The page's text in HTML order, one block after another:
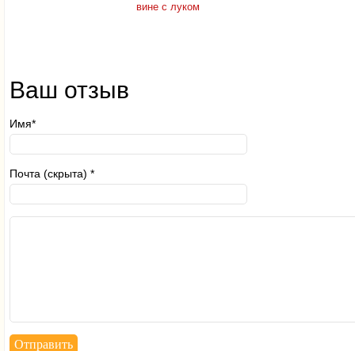
вине с луком
Ваш отзыв
Имя*
Почта (скрыта) *